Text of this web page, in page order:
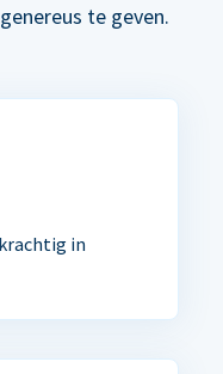
te geven.
in